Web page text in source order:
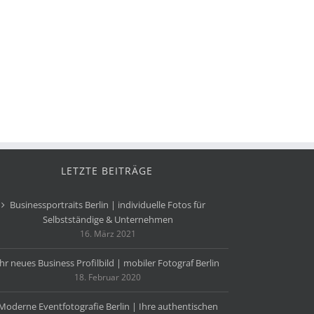
LETZTE BEITRÄGE
Businessportraits Berlin | individuelle Fotos für
Selbstständige & Unternehmen
16. März 2021
neues Business Profilbild | mobiler Fotograf Berlin
18. Februar 2020
Eventfotografie Berlin | Ihre authentischen